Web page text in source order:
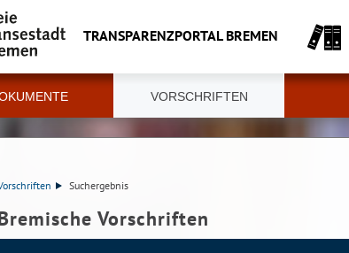
TRANSPARENZPORTAL BREMEN
VORSCHRIFTEN
Suchergebnis
Vorschriften